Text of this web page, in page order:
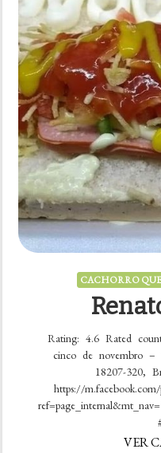
CACHORRO
Rating: 4.6 Rated
cinco de novembro –
18207-320,
https://
VER